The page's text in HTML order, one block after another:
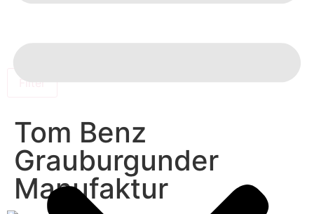
Filter
Tom Benz
Grauburgunder
Manufaktur